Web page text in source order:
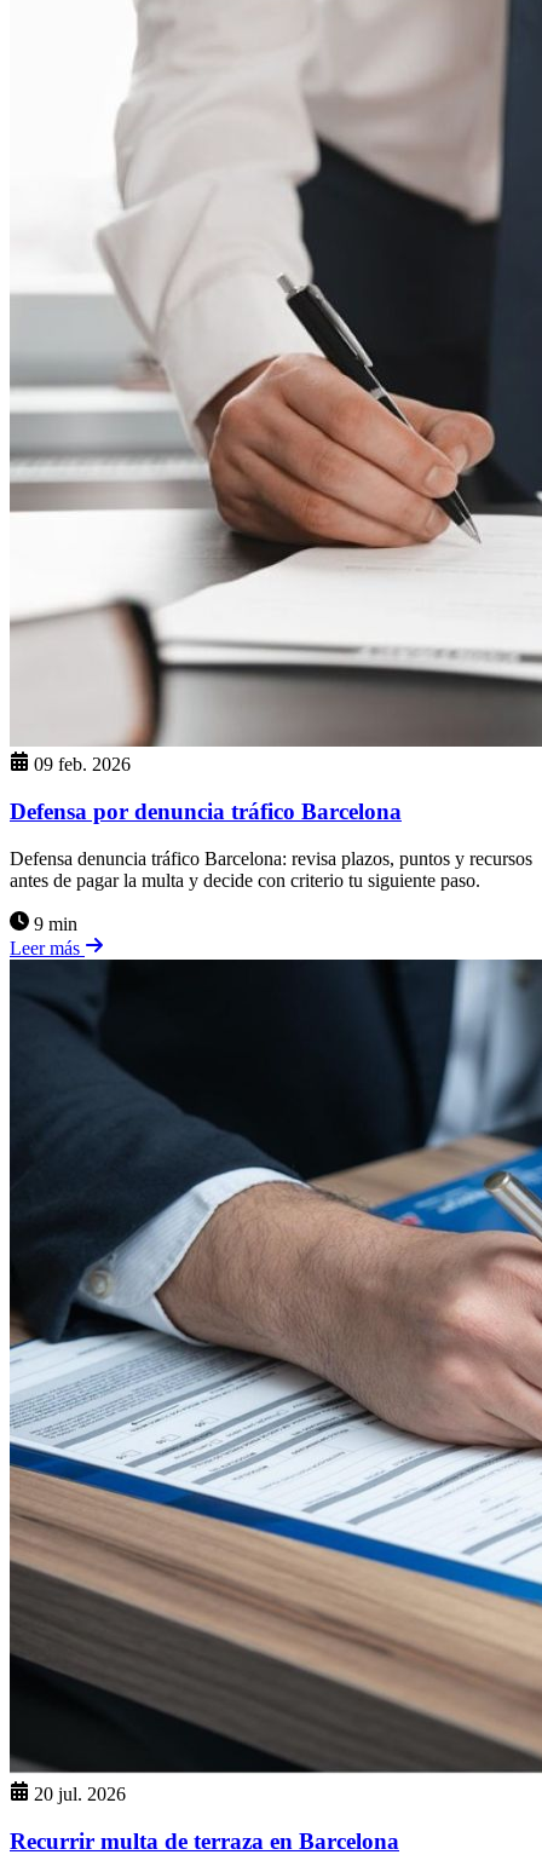
09 feb. 2026
Defensa por denuncia tráfico Barcelona
Defensa denuncia tráfico Barcelona: revisa plazos, puntos y recursos
antes de pagar la multa y decide con criterio tu siguiente paso.
9 min
Leer más
20 jul. 2026
Recurrir multa de terraza en Barcelona